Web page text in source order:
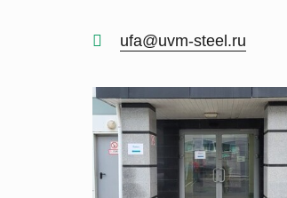
ufa@uvm-steel.ru